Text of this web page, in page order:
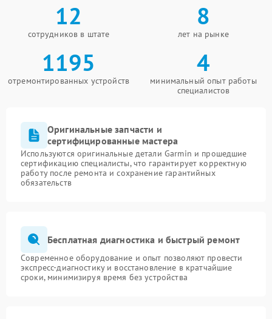
12
сотрудников в штате
8
лет на рынке
1195
отремонтированных устройств
4
минимальный опыт работы
специалистов
Оригинальные запчасти и
сертифицированные мастера
Используются оригинальные детали Garmin и прошедшие
сертификацию специалисты, что гарантирует корректную
работу после ремонта и сохранение гарантийных
обязательств
Бесплатная диагностика и быстрый ремонт
Современное оборудование и опыт позволяют провести
экспресс-диагностику и восстановление в кратчайшие
сроки, минимизируя время без устройства